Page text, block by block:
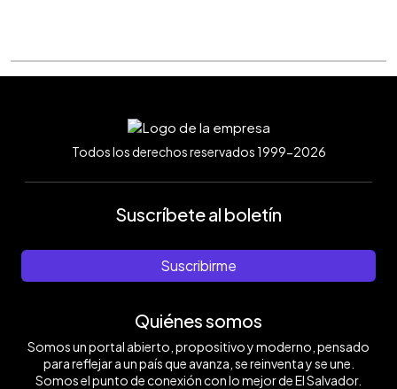
Todos los derechos reservados 1999-2026
Suscríbete al boletín
Suscribirme
Quiénes somos
Somos un portal abierto, propositivo y moderno, pensado
para reflejar a un país que avanza, se reinventa y se une.
Somos el punto de conexión con lo mejor de El Salvador.